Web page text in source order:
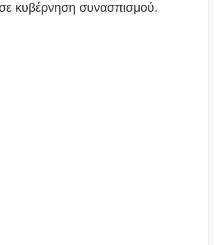
κυβέρνηση συνασπισμού.